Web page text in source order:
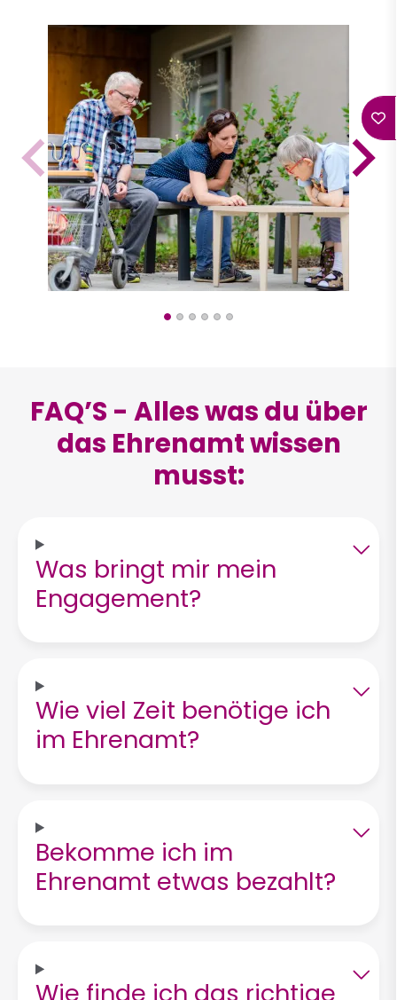
FAQ’S - Alles was du über
das Ehrenamt wissen
musst:
Was bringt mir mein
Engagement?
Wie viel Zeit benötige ich
im Ehrenamt?
Bekomme ich im
Ehrenamt etwas bezahlt?